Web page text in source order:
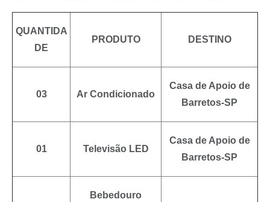
QUANTIDA
DE
PRODUTO DESTINO
03 Ar Condicionado
Casa de Apoio de
Barretos-SP
01 Televisão LED
Casa de Apoio de
Barretos-SP
Bebedouro